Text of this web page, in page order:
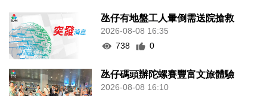
氹仔有地盤工人暈倒需送院搶救
2026-08-08 16:35
738
0
氹仔碼頭辦陀螺賽豐富文旅體驗
2026-08-08 16:10